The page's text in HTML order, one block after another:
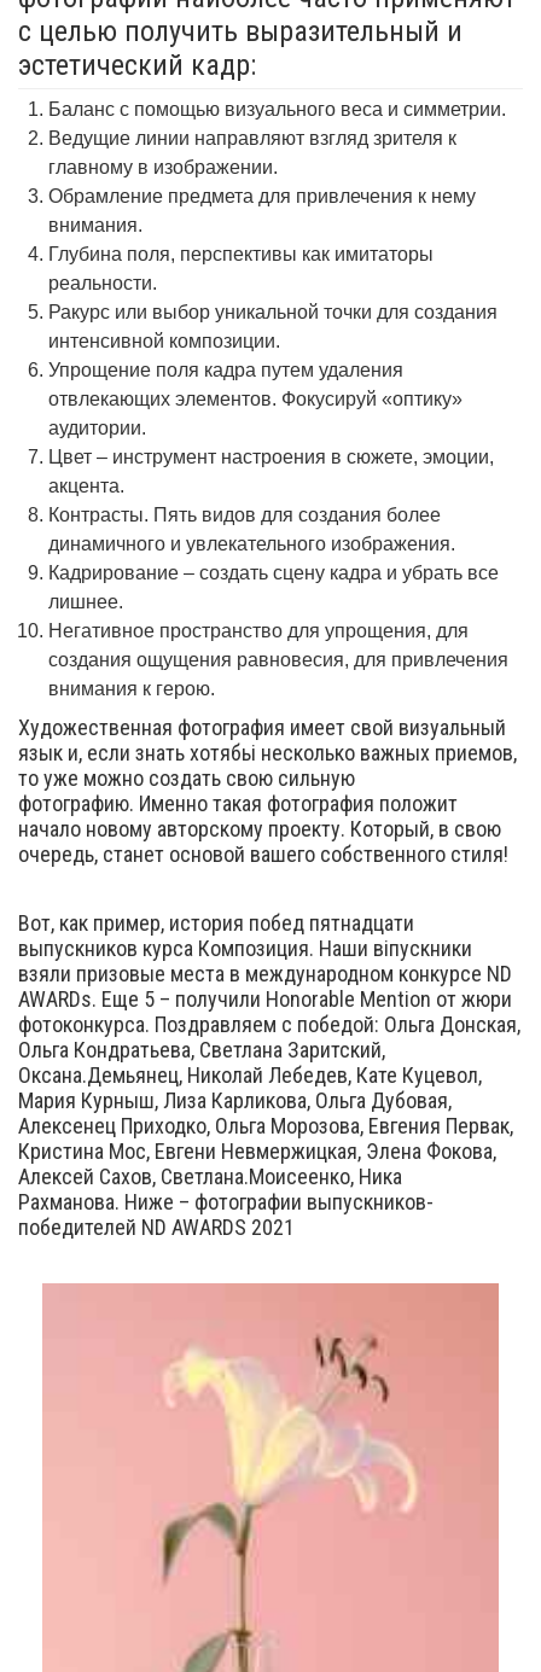
с целью получить выразительный и
эстетический кадр:
Баланс с помощью визуального веса и симметрии.
Ведущие линии направляют взгляд зрителя к
главному в изображении.
Обрамление предмета для привлечения к нему
внимания.
Глубина поля, перспективы как имитаторы
реальности.
Ракурс или выбор уникальной точки для создания
интенсивной композиции.
Упрощение поля кадра путем удаления
отвлекающих элементов. Фокусируй «оптику»
аудитории.
Цвет – инструмент настроения в сюжете, эмоции,
акцента.
Контрасты. Пять видов для создания более
динамичного и увлекательного изображения.
Кадрирование – создать сцену кадра и убрать все
лишнее.
Негативное пространство для упрощения, для
создания ощущения равновесия, для привлечения
внимания к герою.
Художественная фотография имеет свой визуальный
язык и, если знать хотябьі несколько важных приемов,
то уже можно создать свою сильную
фотографию. Именно такая фотография положит
начало новому авторскому проекту. Который, в свою
очередь, станет основой вашего собственного стиля!
Вот, как пример, история побед пятнадцати
выпускников курса Композиция. Наши віпускники
взяли призовые места в международном конкурсе ND
AWARDs. Еще 5 – получили Honorable Mention от жюри
фотоконкурса. Поздравляем с победой: Ольга Донская,
Ольга Кондратьева, Светлана Заритский,
Оксана.Демьянец, Николай Лебедев, Кате Куцевол,
Мария Курныш, Лиза Карликова, Ольга Дубовая,
Алексенец Приходко, Ольга Морозова, Евгения Первак,
Кристина Мос, Евгени Невмержицкая, Элена Фокова,
Алексей Сахов, Светлана.Моисеенко, Ника
Рахманова. Ниже – фотографии выпускников-
победителей ND AWARDS 2021